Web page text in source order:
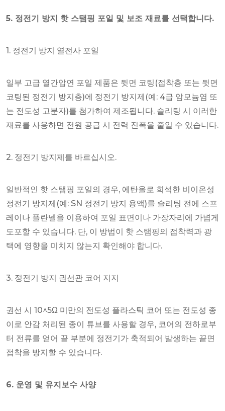
5. 정전기 방지 핫 스탬핑 포일 및 보조 재료를 선택합니다.
1. 정전기 방지 열전사 포일
일부 고급 열간압연 포일 제품은 뒷면 코팅(접착층 또는 뒷면
코팅된 정전기 방지층)에 정전기 방지제(예: 4급 암모늄염 또
는 전도성 고분자)를 첨가하여 제조됩니다. 슬리팅 시 이러한
재료를 사용하면 전원 공급 시 전력 진폭을 줄일 수 있습니다.
2. 정전기 방지제를 바르십시오.
일반적인 핫 스탬핑 포일의 경우, 에탄올로 희석한 비이온성
정전기 방지제(예: SN 정전기 방지 용액)를 슬리팅 전에 스프
레이나 플란넬을 이용하여 포일 표면이나 가장자리에 가볍게
도포할 수 있습니다. 단, 이 방법이 핫 스탬핑의 접착력과 광
택에 영향을 미치지 않는지 확인해야 합니다.
3. 정전기 방지 권선관 코어 지지
권선 시 10^5Ω 미만의 전도성 플라스틱 코어 또는 전도성 종
이로 안감 처리된 종이 튜브를 사용할 경우, 코어의 전하로부
터 전류를 얻어 끝 부분에 정전기가 축적되어 발생하는 끝면
접착을 방지할 수 있습니다.
6. 운영 및 유지보수 사양